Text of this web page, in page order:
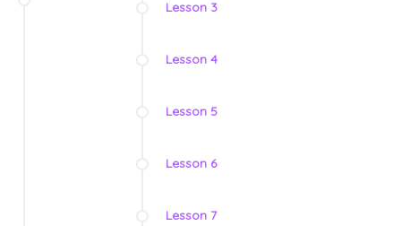
Lesson 3
Lesson 4
Lesson 5
Lesson 6
Lesson 7